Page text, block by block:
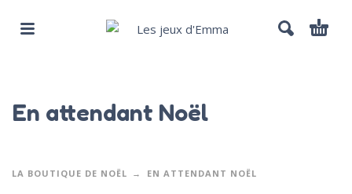
En attendant Noël
LA BOUTIQUE DE NOËL EN ATTENDANT NOËL